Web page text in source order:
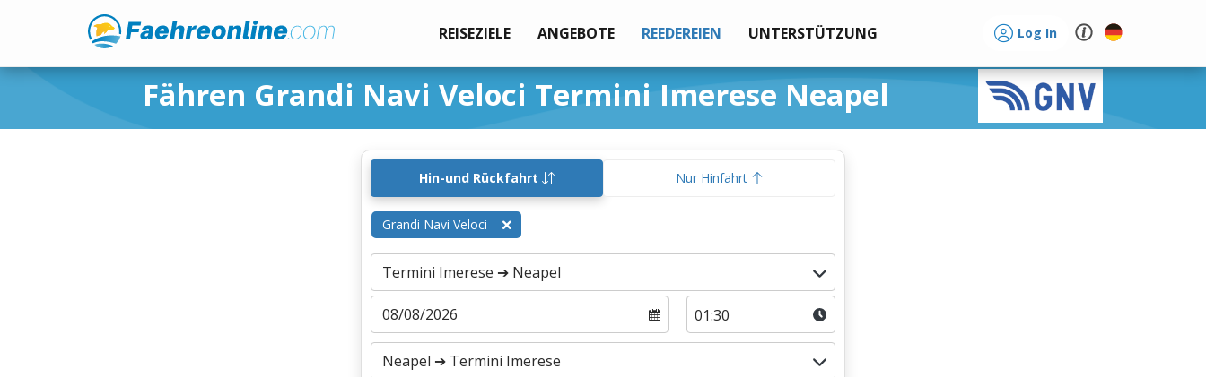
REISEZIELE ANGEBOTE REEDEREIEN UNTERSTÜTZUNG Log In
Fähren Grandi Navi Veloci Termini Imerese Neapel
Hin-und Rückfahrt Nur Hinfahrt
Grandi Navi Veloci